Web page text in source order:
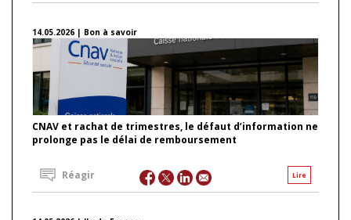
14.05.2026 | Bon à savoir
CNAV et rachat de trimestres, le défaut d’information ne
prolonge pas le délai de remboursement
Lire
Réagir